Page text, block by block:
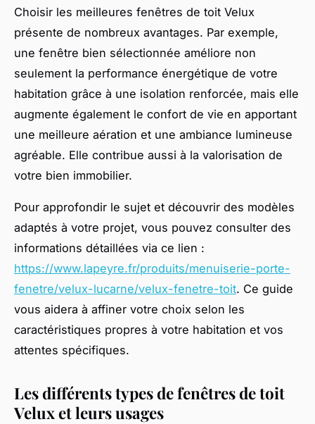
Choisir les meilleures fenêtres de toit Velux
présente de nombreux avantages. Par exemple,
une fenêtre bien sélectionnée améliore non
seulement la performance énergétique de votre
habitation grâce à une isolation renforcée, mais elle
augmente également le confort de vie en apportant
une meilleure aération et une ambiance lumineuse
agréable. Elle contribue aussi à la valorisation de
votre bien immobilier.
Pour approfondir le sujet et découvrir des modèles
adaptés à votre projet, vous pouvez consulter des
informations détaillées via ce lien :
https://www.lapeyre.fr/produits/menuiserie-porte-
fenetre/velux-lucarne/velux-fenetre-toit. Ce guide
vous aidera à affiner votre choix selon les
caractéristiques propres à votre habitation et vos
attentes spécifiques.
Les différents types de fenêtres de toit
Velux et leurs usages